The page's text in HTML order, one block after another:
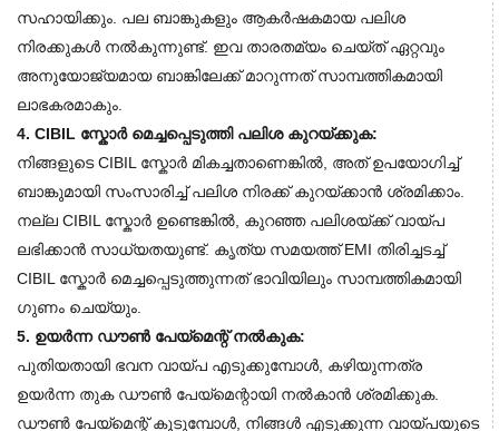
സഹായിക്കും. പല ബാങ്കുകളും ആകർഷകമായ പലിശ
നിരക്കുകൾ നൽകുന്നുണ്ട്. ഇവ താരതമ്യം ചെയ്ത് ഏറ്റവും
അനുയോജ്യമായ ബാങ്കിലേക്ക് മാറുന്നത് സാമ്പത്തികമായി
ലാഭകരമാകും.
4. CIBIL സ്കോർ മെച്ചപ്പെടുത്തി പലിശ കുറയ്ക്കുക:
നിങ്ങളുടെ CIBIL സ്കോർ മികച്ചതാണെങ്കിൽ, അത് ഉപയോഗിച്ച്
ബാങ്കുമായി സംസാരിച്ച് പലിശ നിരക്ക് കുറയ്ക്കാൻ ശ്രമിക്കാം.
നല്ല CIBIL സ്കോർ ഉണ്ടെങ്കിൽ, കുറഞ്ഞ പലിശയ്ക്ക് വായ്പ
ലഭിക്കാൻ സാധ്യതയുണ്ട്. കൃത്യ സമയത്ത് EMI തിരിച്ചടച്ച്
CIBIL സ്കോർ മെച്ചപ്പെടുത്തുന്നത് ഭാവിയിലും സാമ്പത്തികമായി
ഗുണം ചെയ്യും.
5. ഉയർന്ന ഡൗൺ പേയ്‌മെന്റ് നൽകുക:
പുതിയതായി ഭവന വായ്പ എടുക്കുമ്പോൾ, കഴിയുന്നത്ര
ഉയർന്ന തുക ഡൗൺ പേയ്‌മെന്റായി നൽകാൻ ശ്രമിക്കുക.
ഡൗൺ പേയ്‌മെന്റ് കൂടുമ്പോൾ, നിങ്ങൾ എടുക്കുന്ന വായ്പയുടെ